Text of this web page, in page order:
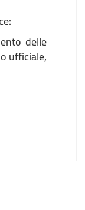
delle
ufficiale,